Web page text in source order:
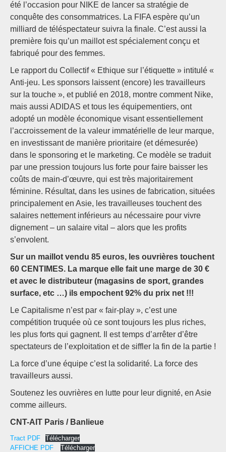
été l’occasion pour NIKE de lancer sa stratégie de
conquête des consommatrices. La FIFA espère qu’un
milliard de téléspectateur suivra la finale. C’est aussi la
première fois qu’un maillot est spécialement conçu et
fabriqué pour des femmes.
Le rapport du Collectif « Ethique sur l’étiquette » intitulé «
Anti-jeu. Les sponsors laissent (encore) les travailleurs
sur la touche », et publié en 2018, montre comment Nike,
mais aussi ADIDAS et tous les équipementiers, ont
adopté un modèle économique visant essentiellement
l’accroissement de la valeur immatérielle de leur marque,
en investissant de manière prioritaire (et démesurée)
dans le sponsoring et le marketing. Ce modèle se traduit
par une pression toujours lus forte pour faire baisser les
coûts de main-d’œuvre, qui est très majoritairement
féminine. Résultat, dans les usines de fabrication, situées
principalement en Asie, les travailleuses touchent des
salaires nettement inférieurs au nécessaire pour vivre
dignement – un salaire vital – alors que les profits
s’envolent.
Sur un maillot vendu 85 euros, les ouvrières touchent
60 CENTIMES. La marque elle fait une marge de 30 €
et avec le distributeur (magasins de sport, grandes
surface, etc …) ils empochent 92% du prix net !!!
Le Capitalisme n’est par « fair-play », c’est une
compétition truquée où ce sont toujours les plus riches,
les plus forts qui gagnent. Il est temps d’arrêter d’être
spectateurs de l’exploitation et de siffler la fin de la partie !
La force d’une équipe c’est la solidarité. La force des
travailleurs aussi.
Soutenez les ouvrières en lutte pour leur dignité, en Asie
comme ailleurs.
CNT-AIT Paris / Banlieue
Tract PDF
Télécharger
AFFICHE PDF
Télécharger